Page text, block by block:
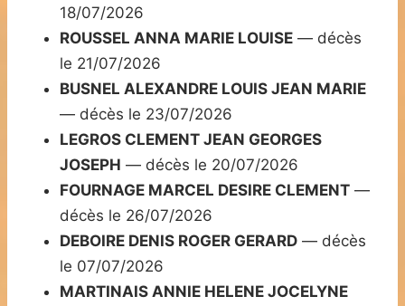
18/07/2026
ROUSSEL ANNA MARIE LOUISE — décès
le 21/07/2026
BUSNEL ALEXANDRE LOUIS JEAN MARIE
— décès le 23/07/2026
LEGROS CLEMENT JEAN GEORGES
JOSEPH — décès le 20/07/2026
FOURNAGE MARCEL DESIRE CLEMENT —
décès le 26/07/2026
DEBOIRE DENIS ROGER GERARD — décès
le 07/07/2026
MARTINAIS ANNIE HELENE JOCELYNE